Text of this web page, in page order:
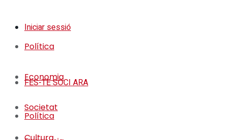
Iniciar sessió
Política
Economia
Societat
FES-TE SOCI ARA
Política